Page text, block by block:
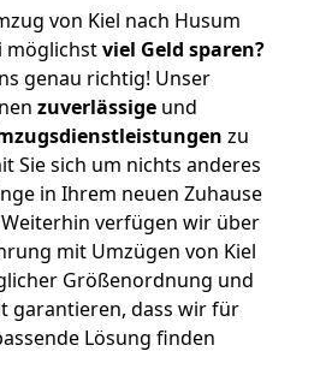
von Kiel nach Husum
möglichstviel Geld sparen?
genau richtig! Unser
zuverlässige und
zu
Sie sich um nichts anderes
in Ihrem neuen Zuhause
verfügen wir über
mit Umzügen von Kiel
Größenordnung und
garantieren, dass wir für
Lösung finden